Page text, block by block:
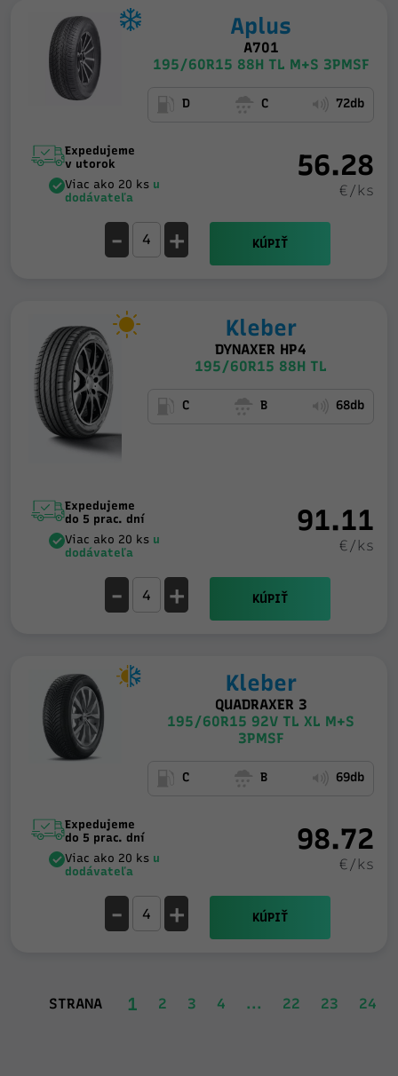
Aplus
A701
195/60R15 88H TL M+S 3PMSF
D C 72db
Expedujeme
v utorok
Viac ako 20 ks u
dodávateľa
56.28
€/ks
- + KÚPIŤ
Kleber
DYNAXER HP4
195/60R15 88H TL
C B 68db
Expedujeme
do 5 prac. dní
Viac ako 20 ks u
dodávateľa
91.11
€/ks
- + KÚPIŤ
Kleber
QUADRAXER 3
195/60R15 92V TL XL M+S
3PMSF
C B 69db
Expedujeme
do 5 prac. dní
Viac ako 20 ks u
dodávateľa
98.72
€/ks
- + KÚPIŤ
STRANA 1 2 3 4 ... 22 23 24